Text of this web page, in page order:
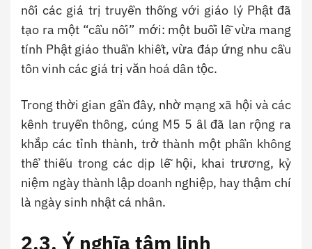
nối các giá trị truyền thống với giáo lý Phật đã
tạo ra một “cầu nối” mới: một buổi lễ vừa mang
tính Phật giáo thuần khiết, vừa đáp ứng nhu cầu
tôn vinh các giá trị văn hoá dân tộc.
Trong thời gian gần đây, nhờ mạng xã hội và các
kênh truyền thông, cúng M5 5 âl đã lan rộng ra
khắp các tỉnh thành, trở thành một phần không
thể thiếu trong các dịp lễ hội, khai trương, kỷ
niệm ngày thành lập doanh nghiệp, hay thậm chí
là ngày sinh nhật cá nhân.
2.3. Ý nghĩa tâm linh